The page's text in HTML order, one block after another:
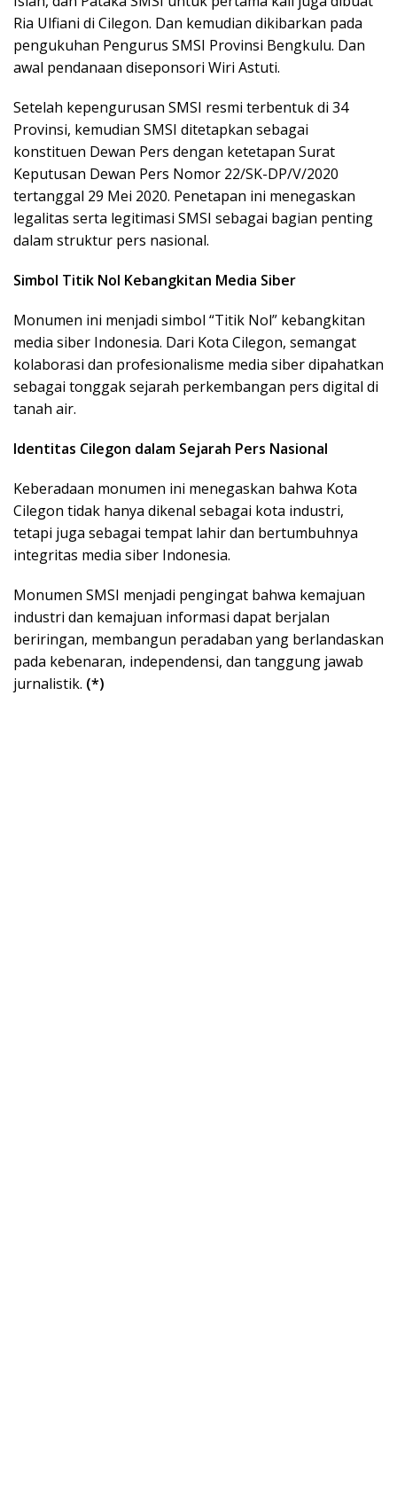
Ria Ulfiani di Cilegon. Dan kemudian dikibarkan pada
pengukuhan Pengurus SMSI Provinsi Bengkulu. Dan
awal pendanaan diseponsori Wiri Astuti.
Setelah kepengurusan SMSI resmi terbentuk di 34
Provinsi, kemudian SMSI ditetapkan sebagai
konstituen Dewan Pers dengan ketetapan Surat
Keputusan Dewan Pers Nomor 22/SK-DP/V/2020
tertanggal 29 Mei 2020. Penetapan ini menegaskan
legalitas serta legitimasi SMSI sebagai bagian penting
dalam struktur pers nasional.
Simbol Titik Nol Kebangkitan Media Siber
Monumen ini menjadi simbol “Titik Nol” kebangkitan
media siber Indonesia. Dari Kota Cilegon, semangat
kolaborasi dan profesionalisme media siber dipahatkan
sebagai tonggak sejarah perkembangan pers digital di
tanah air.
Identitas Cilegon dalam Sejarah Pers Nasional
Keberadaan monumen ini menegaskan bahwa Kota
Cilegon tidak hanya dikenal sebagai kota industri,
tetapi juga sebagai tempat lahir dan bertumbuhnya
integritas media siber Indonesia.
Monumen SMSI menjadi pengingat bahwa kemajuan
industri dan kemajuan informasi dapat berjalan
beriringan, membangun peradaban yang berlandaskan
pada kebenaran, independensi, dan tanggung jawab
jurnalistik. (*)